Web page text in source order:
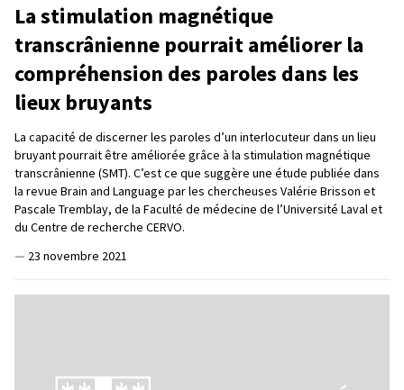
La stimulation magnétique
transcrânienne pourrait améliorer la
compréhension des paroles dans les
lieux bruyants
La capacité de discerner les paroles d’un interlocuteur dans un lieu
bruyant pourrait être améliorée grâce à la stimulation magnétique
transcrânienne (SMT). C’est ce que suggère une étude publiée dans
la revue Brain and Language par les chercheuses Valérie Brisson et
Pascale Tremblay, de la Faculté de médecine de l’Université Laval et
du Centre de recherche CERVO.
— 23 novembre 2021